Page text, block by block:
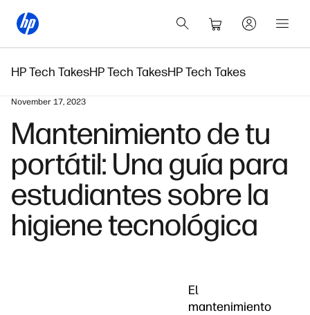
HP Tech TakesHP Tech TakesHP Tech Takes
November 17, 2023
Mantenimiento de tu
portátil: Una guía para
estudiantes sobre la
higiene tecnológica
El
mantenimiento